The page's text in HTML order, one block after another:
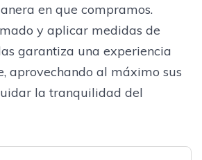
en que compramos.
y aplicar medidas de
garantiza una experiencia
aprovechando al máximo sus
la tranquilidad del